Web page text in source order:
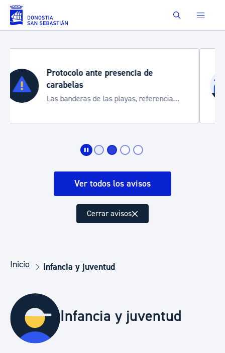
Saltar al contenido principal Buscar
Semana Grande 2026
Cortes de tráfico y servicios especiales
de transporte
Ver todos los avisos
Cerrar avisos
Inicio Infancia y juventud
Infancia y juventud